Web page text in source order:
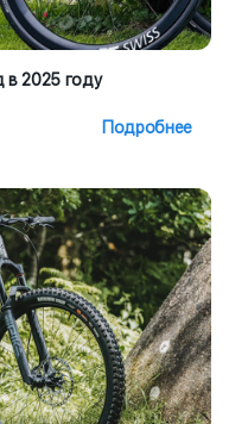
в 2025 году
Подробнее